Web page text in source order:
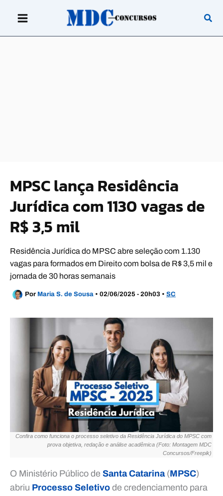
MPSC lança Residência
Jurídica com 1130 vagas de
R$ 3,5 mil
Residência Jurídica do MPSC abre seleção com 1.130
vagas para formados em Direito com bolsa de R$ 3,5 mil e
jornada de 30 horas semanais
Por Maria S. de Sousa • 02/06/2025 - 20h03 • SC
Confira como funciona o processo seletivo da Residência Jurídica do MPSC com
prova objetiva, redação e análise acadêmica (Foto: Montagem MDC
Concursos/Freepik)
O Ministério Público de Santa Catarina(MPSC)
abriu Processo Seletivo de credenciamento para